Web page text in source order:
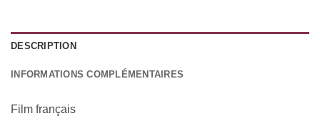
DESCRIPTION
INFORMATIONS COMPLÉMENTAIRES
Film français